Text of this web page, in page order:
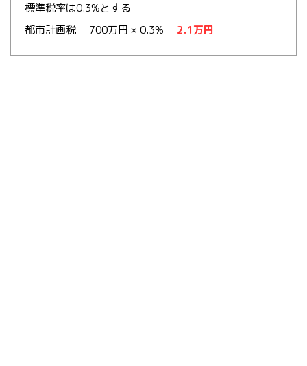
標準税率は0.3%とする
都市計画税 = 700万円 × 0.3% = 2.1万円